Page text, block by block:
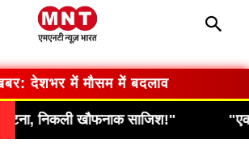
देशभर में मौसम में बदलाव
खौफनाक साजिश!" "एक गलती और